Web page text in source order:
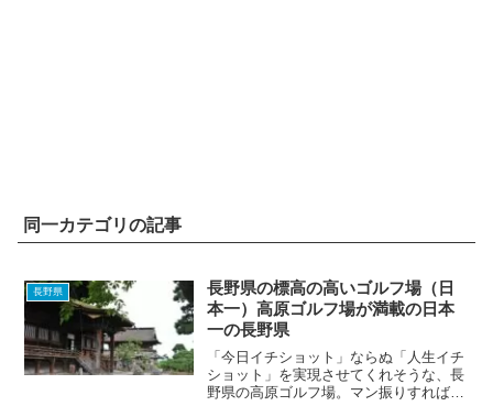
同一カテゴリの記事
長野県
長野県の標高の高いゴルフ場（日
本一）高原ゴルフ場が満載の日本
一の長野県
「今日イチショット」ならぬ「人生イチ
ショット」を実現させてくれそうな、長
野県の高原ゴルフ場。マン振りすれば、